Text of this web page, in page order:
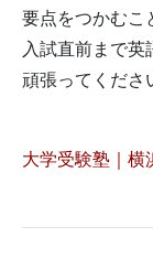
要点をつかむこ
入試直前まで英
頑張ってくださ
大学受験塾｜横